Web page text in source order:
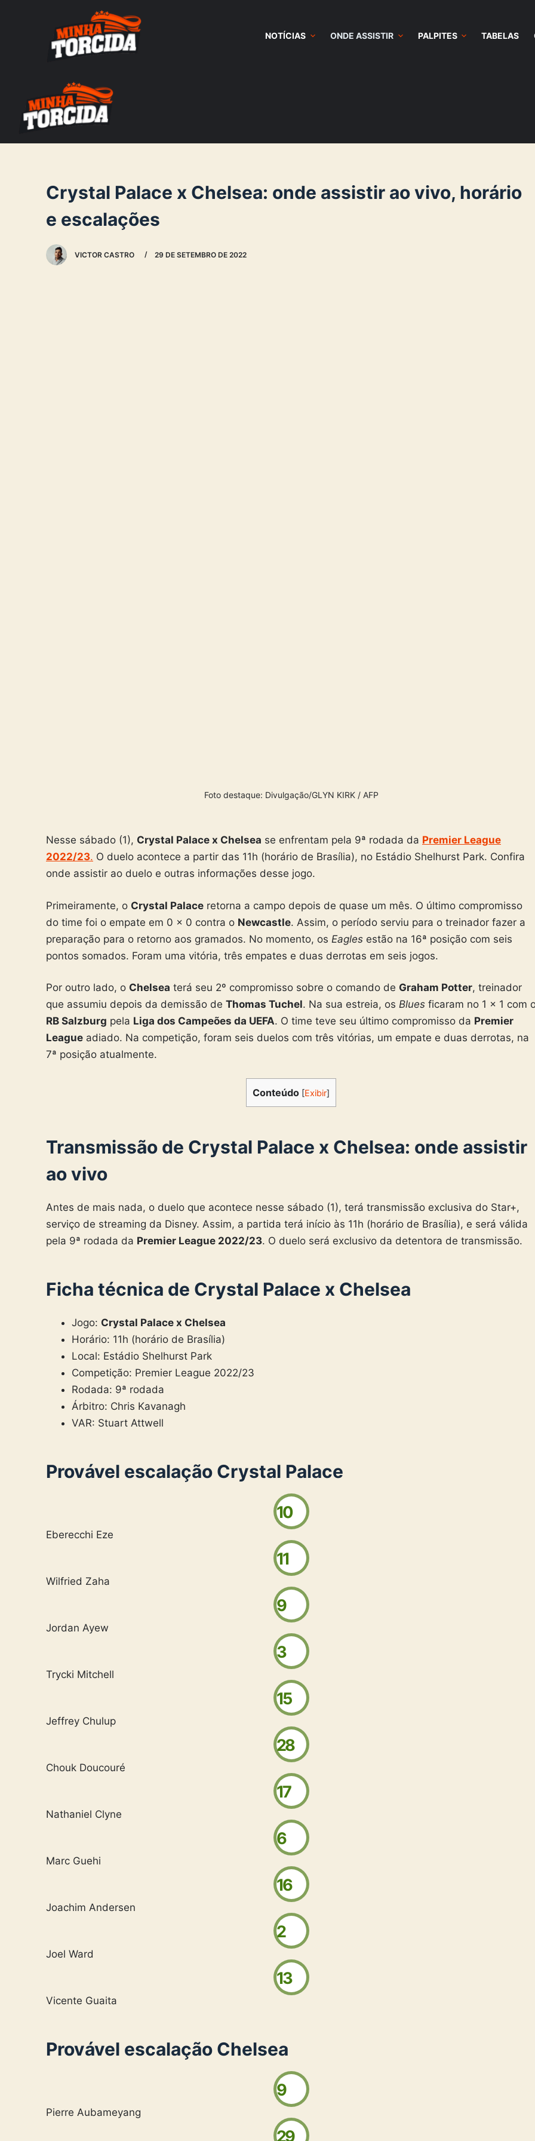
NOTÍCIAS ONDE ASSISTIR PALPITES TABELAS
Crystal Palace x Chelsea: onde assistir ao vivo, horário
e escalações
VICTOR CASTRO 29 DE SETEMBRO DE 2022
Foto destaque: Divulgação/GLYN KIRK / AFP
Nesse sábado (1), Crystal Palace x Chelsea se enfrentam pela 9ª rodada da Premier League
2022/23. O duelo acontece a partir das 11h (horário de Brasília), no Estádio Shelhurst Park. Confira
onde assistir ao duelo e outras informações desse jogo.
Primeiramente, o Crystal Palace retorna a campo depois de quase um mês. O último compromisso
do time foi o empate em 0 x 0 contra o Newcastle. Assim, o período serviu para o treinador fazer a
preparação para o retorno aos gramados. No momento, os Eagles estão na 16ª posição com seis
pontos somados. Foram uma vitória, três empates e duas derrotas em seis jogos.
Por outro lado, o Chelsea terá seu 2º compromisso sobre o comando de Graham Potter, treinador
que assumiu depois da demissão de Thomas Tuchel. Na sua estreia, os Blues ficaram no 1 x 1 com
RB Salzburg pela Liga dos Campeões da UEFA. O time teve seu último compromisso da Premier
League adiado. Na competição, foram seis duelos com três vitórias, um empate e duas derrotas, na
7ª posição atualmente.
Conteúdo [Exibir]
Transmissão de Crystal Palace x Chelsea: onde assistir
ao vivo
Antes de mais nada, o duelo que acontece nesse sábado (1), terá transmissão exclusiva do Star+,
serviço de streaming da Disney. Assim, a partida terá início às 11h (horário de Brasília), e será válida
pela 9ª rodada da Premier League 2022/23. O duelo será exclusivo da detentora de transmissão.
Ficha técnica de Crystal Palace x Chelsea
Jogo: Crystal Palace x Chelsea
Horário: 11h (horário de Brasília)
Local: Estádio Shelhurst Park
Competição: Premier League 2022/23
Rodada: 9ª rodada
Árbitro: Chris Kavanagh
VAR: Stuart Attwell
Provável escalação Crystal Palace
10
Eberecchi Eze
11
Wilfried Zaha
9
Jordan Ayew
3
Trycki Mitchell
15
Jeffrey Chulup
28
Chouk Doucouré
17
Nathaniel Clyne
6
Marc Guehi
16
Joachim Andersen
2
Joel Ward
13
Vicente Guaita
Provável escalação Chelsea
9
Pierre Aubameyang
29